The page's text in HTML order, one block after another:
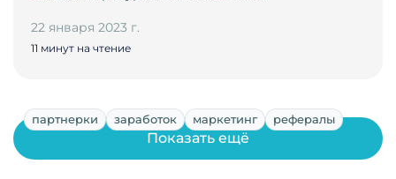
22 января 2023 г.
11 минут на чтение
партнерки заработок маркетинг рефералы
Показать ещё